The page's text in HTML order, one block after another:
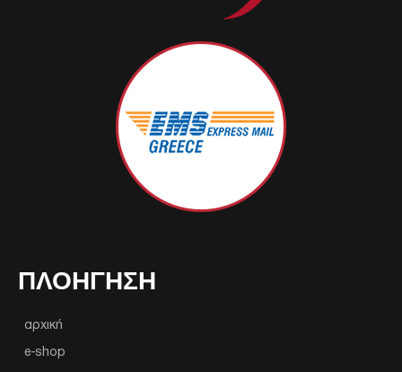
ΠΛΟΉΓΗΣΗ
αρχική
e-shop